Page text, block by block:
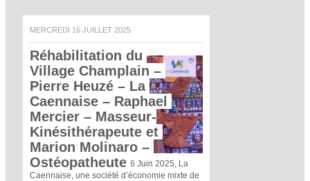
MERCREDI 16 JUILLET 2025
Réhabilitation du
Village Champlain –
Pierre Heuzé – La
Caennaise – Raphael
Mercier – Masseur-
Kinésithérapeute et
Marion Molinaro –
Ostéopatheute
La Caennaise - Le Jeudi 26 Juin 2025, La
Caennaise, une société d’économie mixte de